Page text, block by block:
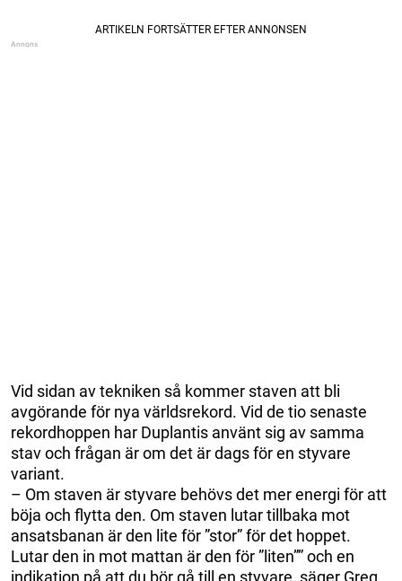
Vid sidan av tekniken så kommer staven att bli
avgörande för nya världsrekord. Vid de tio senaste
rekordhoppen har Duplantis använt sig av samma
stav och frågan är om det är dags för en styvare
variant.
– Om staven är styvare behövs det mer energi för att
böja och flytta den. Om staven lutar tillbaka mot
ansatsbanan är den lite för ”stor” för det hoppet.
Lutar den in mot mattan är den för ”liten”” och en
indikation på att du bör gå till en styvare, säger Greg